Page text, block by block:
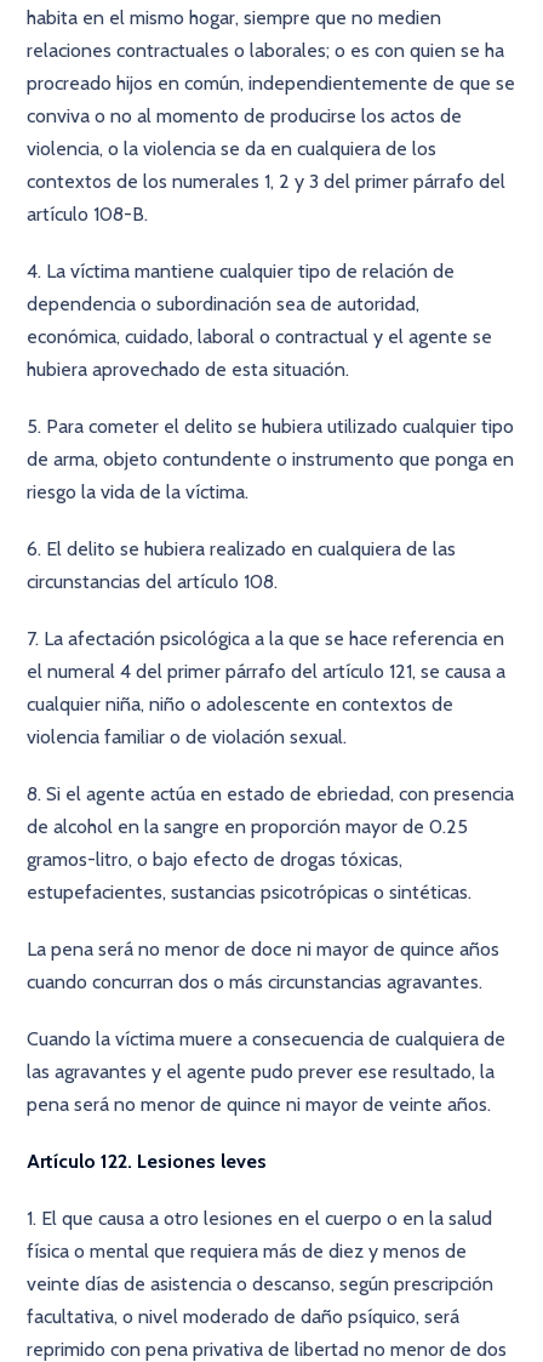
habita en el mismo hogar, siempre que no medien
relaciones contractuales o laborales; o es con quien se ha
procreado hijos en común, independientemente de que se
conviva o no al momento de producirse los actos de
violencia, o la violencia se da en cualquiera de los
contextos de los numerales 1, 2 y 3 del primer párrafo del
artículo 108-B.
4. La víctima mantiene cualquier tipo de relación de
dependencia o subordinación sea de autoridad,
económica, cuidado, laboral o contractual y el agente se
hubiera aprovechado de esta situación.
5. Para cometer el delito se hubiera utilizado cualquier tipo
de arma, objeto contundente o instrumento que ponga en
riesgo la vida de la víctima.
6. El delito se hubiera realizado en cualquiera de las
circunstancias del artículo 108.
7. La afectación psicológica a la que se hace referencia en
el numeral 4 del primer párrafo del artículo 121, se causa a
cualquier niña, niño o adolescente en contextos de
violencia familiar o de violación sexual.
8. Si el agente actúa en estado de ebriedad, con presencia
de alcohol en la sangre en proporción mayor de 0.25
gramos-litro, o bajo efecto de drogas tóxicas,
estupefacientes, sustancias psicotrópicas o sintéticas.
La pena será no menor de doce ni mayor de quince años
cuando concurran dos o más circunstancias agravantes.
Cuando la víctima muere a consecuencia de cualquiera de
las agravantes y el agente pudo prever ese resultado, la
pena será no menor de quince ni mayor de veinte años.
Artículo 122. Lesiones leves
1. El que causa a otro lesiones en el cuerpo o en la salud
física o mental que requiera más de diez y menos de
veinte días de asistencia o descanso, según prescripción
facultativa, o nivel moderado de daño psíquico, será
reprimido con pena privativa de libertad no menor de dos